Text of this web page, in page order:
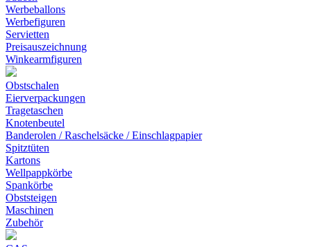
Werbeballons
Werbefiguren
Servietten
Preisauszeichnung
Winkearmfiguren
Obstschalen
Eierverpackungen
Tragetaschen
Knotenbeutel
Banderolen / Raschelsäcke / Einschlagpapier
Spitztüten
Kartons
Wellpappkörbe
Spankörbe
Obststeigen
Maschinen
Zubehör